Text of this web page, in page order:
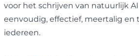
voor het schrijven van natuurlijk
eenvoudig, effectief, meertalig en
iedereen.